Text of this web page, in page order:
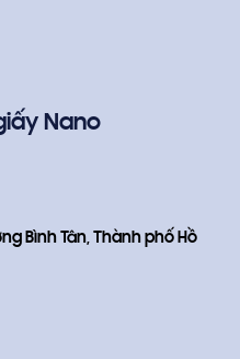
vừa
Nano
Bình Tân, Thành phố Hồ